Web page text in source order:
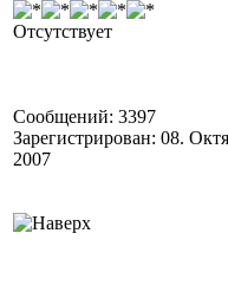
Отсутствует
Сообщений: 3397
Зарегистрирован: 08.
2007